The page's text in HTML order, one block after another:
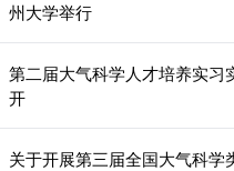
州大学举行
第二届大气科学人才培养实习
开
关于开展第三届全国大气科学